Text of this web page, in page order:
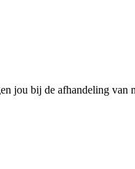
jou bij de afhandeling